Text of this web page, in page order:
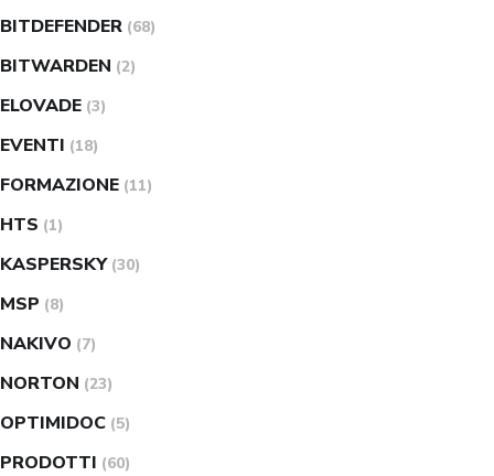
BITDEFENDER (68)
BITWARDEN (2)
ELOVADE (3)
EVENTI (18)
FORMAZIONE (11)
HTS (1)
KASPERSKY (30)
MSP (8)
NAKIVO (7)
NORTON (23)
OPTIMIDOC (5)
PRODOTTI (60)